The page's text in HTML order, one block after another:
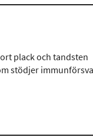
plack och tandsten
stödjer